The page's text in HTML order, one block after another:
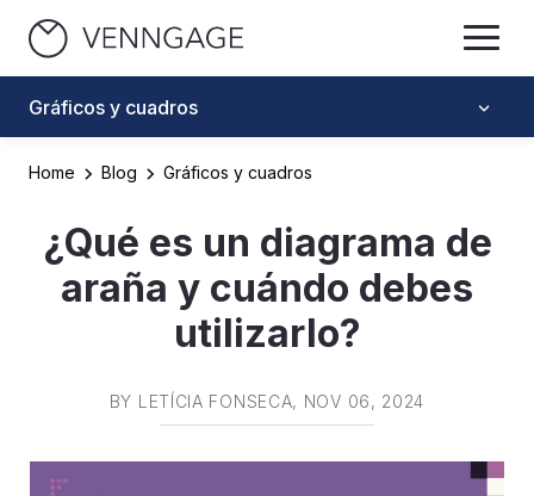
Gráficos y cuadros
Home Blog Gráficos y cuadros
¿Qué es un diagrama de
araña y cuándo debes
utilizarlo?
BY LETÍCIA FONSECA, NOV 06, 2024